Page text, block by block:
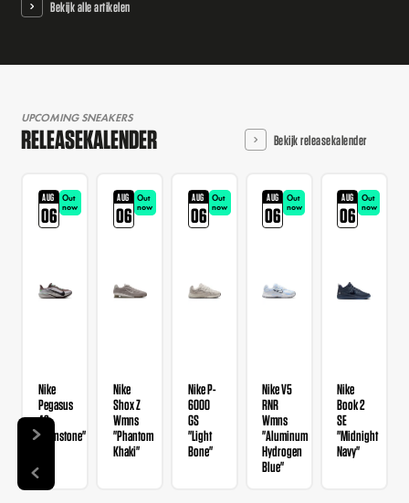
Bekijk alle artikelen
UPCOMING SNEAKERS
RELEASEKALENDER Bekijk releasekalender
AUG
06
Out
now
Nike
Pegasus
42
"Ironstone"
AUG
06
Out
now
Nike
Shox Z
Wmns
"Phantom
Khaki"
AUG
06
Out
now
Nike P-
6000
GS
"Light
Bone"
AUG
06
Out
now
Nike V5
RNR
Wmns
"Aluminum
Hydrogen
Blue"
AUG
06
Out
now
Nike
Book 2
SE
"Midnight
Navy"